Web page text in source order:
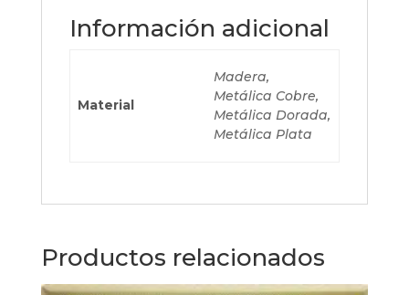
Información adicional
Material
Madera,
Metálica Cobre,
Metálica Dorada,
Metálica Plata
Productos relacionados